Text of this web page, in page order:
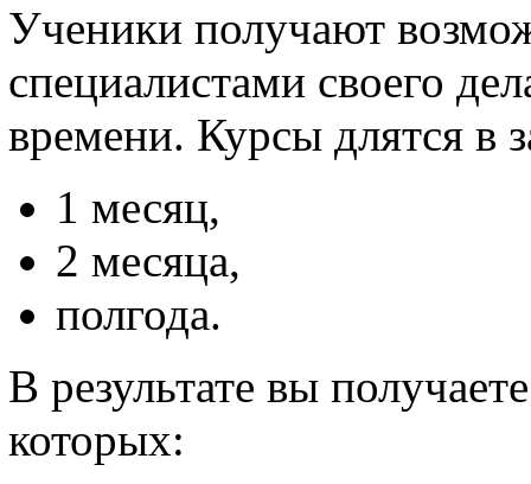
Ученики получают
специалистами своего
времени. Курсы длятся в
1 месяц,
2 месяца,
полгода.
В результате вы
которых: